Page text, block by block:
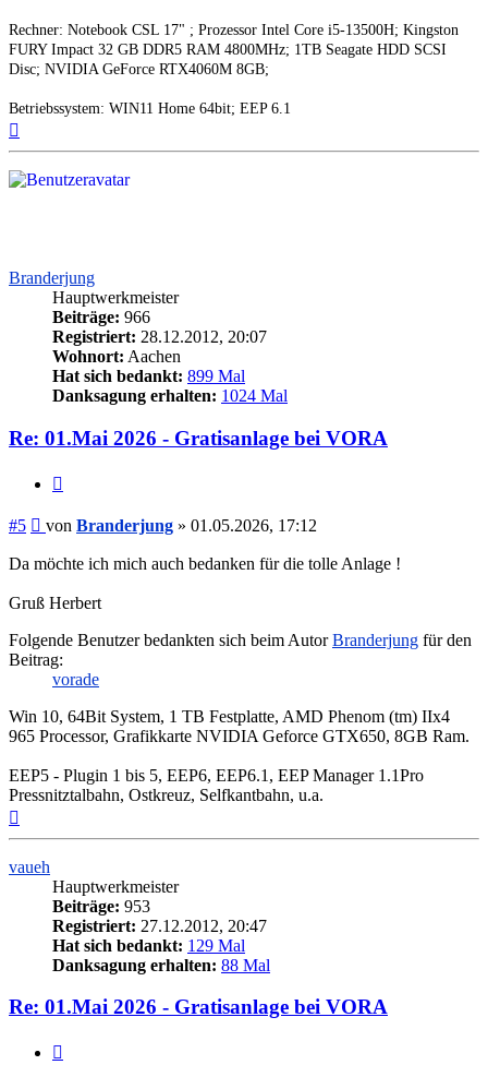
Rechner: Notebook CSL 17" ; Prozessor Intel Core i5-13500H; Kingston
FURY Impact 32 GB DDR5 RAM 4800MHz; 1TB Seagate HDD SCSI
Disc; NVIDIA GeForce RTX4060M 8GB;
Betriebssystem: WIN11 Home 64bit; EEP 6.1
Branderjung
Hauptwerkmeister
Beiträge: 966
Registriert: 28.12.2012, 20:07
Wohnort: Aachen
Hat sich bedankt: 899 Mal
Danksagung erhalten: 1024 Mal
Re: 01.Mai 2026 - Gratisanlage bei VORA
#5 Beitrag
von Branderjung » 01.05.2026, 17:12
Da möchte ich mich auch bedanken für die tolle Anlage !
Gruß Herbert
Folgende Benutzer bedankten sich beim AutorBranderjung für den
Beitrag:
vorade
Win 10, 64Bit System, 1 TB Festplatte, AMD Phenom (tm) IIx4
965 Processor, Grafikkarte NVIDIA Geforce GTX650, 8GB Ram.
EEP5 - Plugin 1 bis 5, EEP6, EEP6.1, EEP Manager 1.1Pro
Pressnitztalbahn, Ostkreuz, Selfkantbahn, u.a.
vaueh
Hauptwerkmeister
Beiträge: 953
Registriert: 27.12.2012, 20:47
Hat sich bedankt: 129 Mal
Danksagung erhalten: 88 Mal
Re: 01.Mai 2026 - Gratisanlage bei VORA